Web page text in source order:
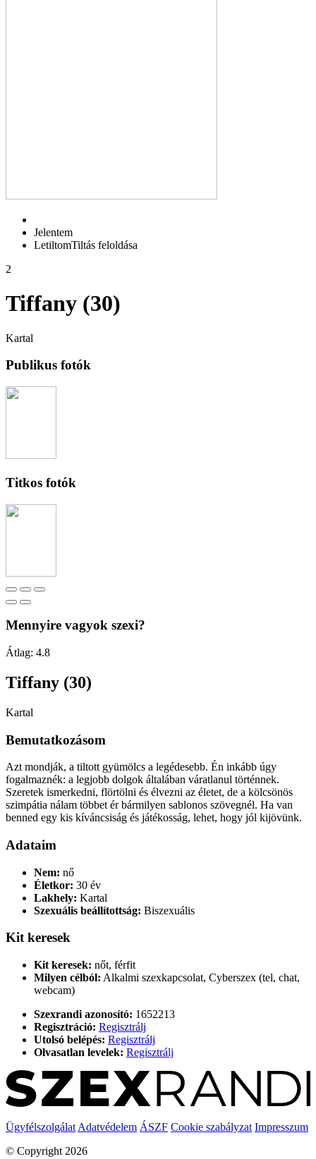
Jelentem
LetiltomTiltás feloldása
2
Tiffany (30)
Kartal
Publikus fotók
Titkos fotók
Mennyire vagyok szexi?
Átlag: 4.8
Tiffany (30)
Kartal
Bemutatkozásom
Azt mondják, a tiltott gyümölcs a legédesebb. Én inkább úgy
fogalmaznék: a legjobb dolgok általában váratlanul történnek.
Szeretek ismerkedni, flörtölni és élvezni az életet, de a kölcsönös
szimpátia nálam többet ér bármilyen sablonos szövegnél. Ha van
benned egy kis kíváncsiság és játékosság, lehet, hogy jól kijövünk.
Adataim
Nem: nő
Életkor: 30 év
Lakhely: Kartal
Szexuális beállítottság: Biszexuális
Kit keresek
Kit keresek: nőt, férfit
Milyen célból: Alkalmi szexkapcsolat, Cyberszex (tel, chat,
webcam)
Szexrandi azonosító: 1652213
Regisztráció: Regisztrálj
Utolsó belépés: Regisztrálj
Olvasatlan levelek: Regisztrálj
Ügyfélszolgálat Adatvédelem ÁSZF Cookie szabályzat Impresszum
© Copyright 2026